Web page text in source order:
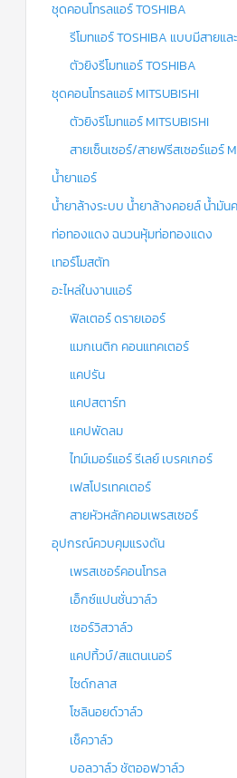
ชุดคอนโทรลแอร์ TOSHIBA
รีโมทแอร์ TOSHIBA แบบมีสายแล
ตัวยิงรีโมทแอร์ TOSHIBA
ชุดคอนโทรลแอร์ MITSUBISHI
ตัวยิงรีโมทแอร์ MITSUBISHI
สายเซ็นเซอร์/สายฟรีสเซอร์แอร์
น้ำยาแอร์
น้ำยาล้างระบบ น้ำยาล้างคอยล์ น้ำมัน
ท่อทองแดง ฉนวนหุ้มท่อทองแดง
เทอร์โมสตัท
อะไหล่ในงานแอร์
ฟิลเตอร์ ดรายเออร์
แมกเนติก คอนแทคเตอร์
แคปรัน
แคปสตาร์ท
แคปพัดลม
ไทม์เมอร์แอร์ รีเลย์ เบรคเกอร์
เฟสโปรเทคเตอร์
สายหัวหลักคอมเพรสเซอร์
อุปกรณ์ควบคุมแรงดัน
เพรสเชอร์คอนโทรล
เอ็กซ์แปนชั่นวาล์ว
เซอร์วิสวาล์ว
แคปทิ้วบ์/สแตนเนอร์
ไซด์กลาส
โซลินอยด์วาล์ว
เช็ควาล์ว
บอลวาล์ว ชัตออฟวาล์ว